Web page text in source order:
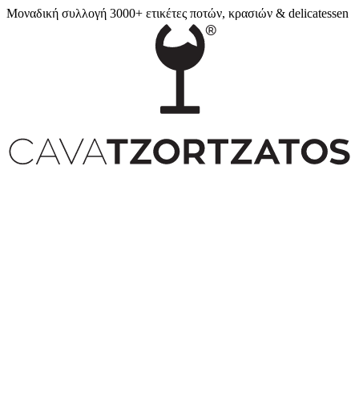
Μοναδική συλλογή 3000+ ετικέτες ποτών, κρασιών & delicatessen